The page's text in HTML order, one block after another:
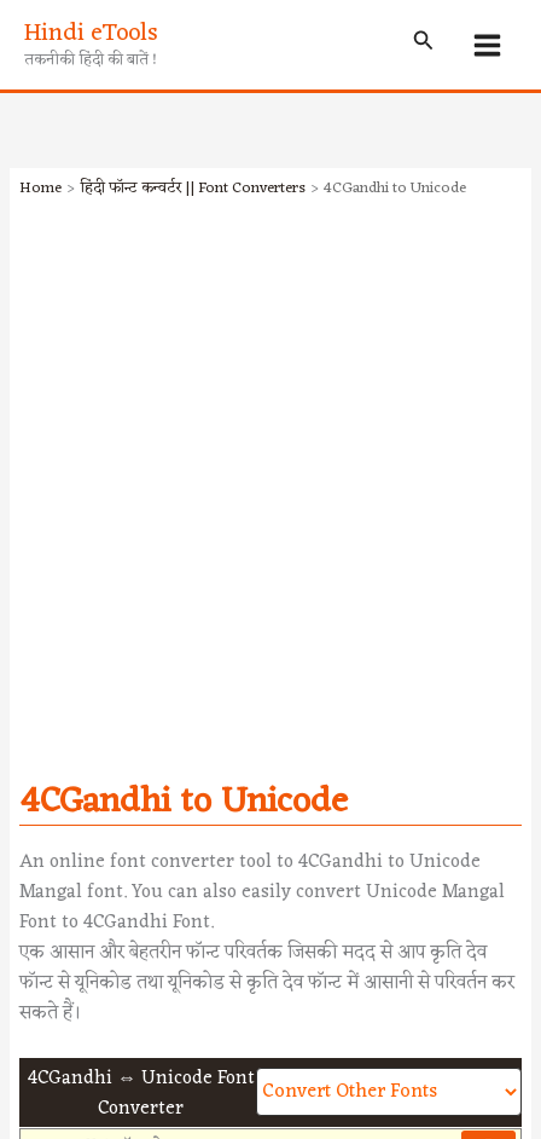
content
Hindi eTools
तकनीकी हिंदी की बातें ! Search
Home हिंदी फॉन्ट कन्वर्टर || Font Converters 4CGandhi to Unicode
4CGandhi to Unicode
An online font converter tool to 4CGandhi to Unicode
Mangal font. You can also easily convert Unicode Mangal
Font to 4CGandhi Font.
एक आसान और बेहतरीन फॉन्ट परिवर्तक जिसकी मदद से आप कृति देव
फॉन्ट से यूनिकोड तथा यूनिकोड से कृति देव फॉन्ट में आसानी से परिवर्तन कर
सकते हैं।
4CGandhi ⇔ Unicode Font
Converter